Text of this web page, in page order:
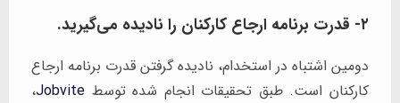
۲- قدرت برنامه ارجاع کارکنان را نادیده می‌گیرید.
دومین اشتباه در استخدام، نادیده گرفتن قدرت برنامه ارجاع
کارکنان است. طبق تحقیقات انجام شده توسط Jobvite،